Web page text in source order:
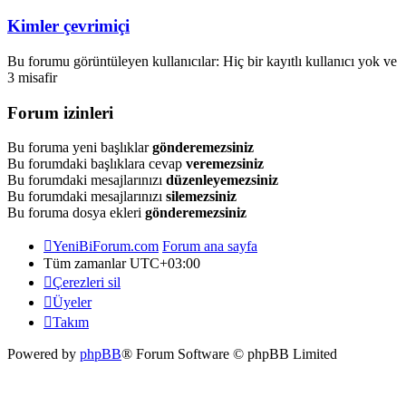
Kimler çevrimiçi
Bu forumu görüntüleyen kullanıcılar: Hiç bir kayıtlı kullanıcı yok ve
3 misafir
Forum izinleri
Bu foruma yeni başlıklargönderemezsiniz
Bu forumdaki başlıklara cevap veremezsiniz
Bu forumdaki mesajlarınızı düzenleyemezsiniz
Bu forumdaki mesajlarınızı silemezsiniz
Bu foruma dosya ekleri gönderemezsiniz
YeniBiForum.com Forum ana sayfa
Tüm zamanlarUTC+03:00
Çerezleri sil
Üyeler
Takım
Powered by phpBB® Forum Software © phpBB Limited